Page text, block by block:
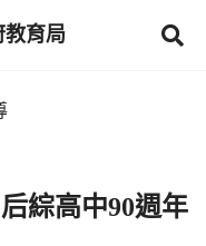
教育局
綜高中90週年